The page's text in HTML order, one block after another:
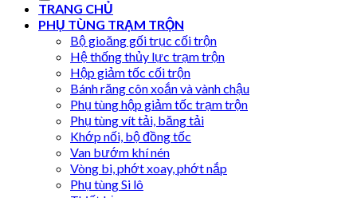
TRANG CHỦ
PHỤ TÙNG TRẠM TRỘN
Bộ gioăng gối trục cối trộn
Hệ thống thủy lực trạm trộn
Hộp giảm tốc cối trộn
Bánh răng côn xoắn và vành chậu
Phụ tùng hộp giảm tốc trạm trộn
Phụ tùng vít tải, băng tải
Khớp nối, bộ đồng tốc
Van bướm khí nén
Vòng bi, phớt xoay, phớt nắp
Phụ tùng Si lô